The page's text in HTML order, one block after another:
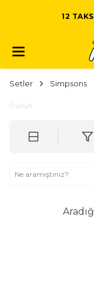
12
Setler Simpsons
0 ürün